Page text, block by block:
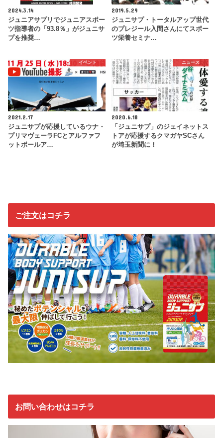
2024.3.14
ジュニアサプリでジュニアスポー
ツ指導者の「93.8％」がジュニサ
プを推奨…
2019.5.29
ジュニサプ・トータルアップ世代
のプレジール入間さんにてスポー
ツ栄養セミナ…
イベント
2021.2.17
ジュニサプが応援しているウナ・
プリマヴェーラFCとアルファフ
ットボールア…
ニュース
2020.6.18
「ジュニサプ」のジェイネットス
トアが応援するクマガヤSCさん
が埼玉新聞に！
ご注文はコチラ
お問い合わせはコチラ